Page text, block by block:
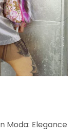
Moda: Elegance